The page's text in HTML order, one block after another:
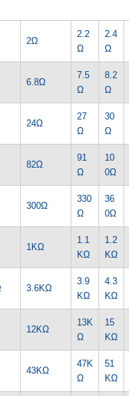
2Ω
2.2
Ω
2.4
Ω
6.8Ω
7.5
Ω
8.2
Ω
24Ω
27
Ω
30
Ω
82Ω
91
Ω
10
0Ω
300Ω
330
Ω
36
0Ω
1KΩ
1.1
KΩ
1.2
KΩ
3.6KΩ
3.9
KΩ
4.3
KΩ
12KΩ
13K
Ω
15
KΩ
43KΩ
47K
Ω
51
KΩ